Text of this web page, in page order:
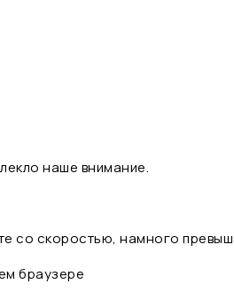
наше внимание.
со скоростью, намного
браузере